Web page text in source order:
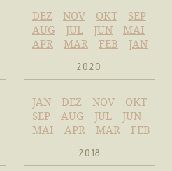
DEZ NOV OKT
SEP
AUG
JUL JUN
MAI
APR
MÄR FEB JAN
2020
JAN DEZ NOV
OKT
SEP
AUG JUL
JUN
MAI
APR MÄR FEB
2018